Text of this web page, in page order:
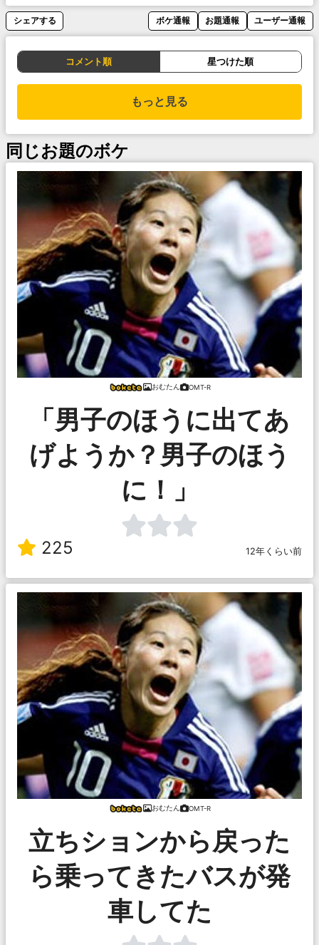
シェアする ボケ通報 お題通報 ユーザー通報
コメント順 星つけた順
もっと見る
同じお題のボケ
おむたん OMT-R
「男子のほうに出てあ
げようか？男子のほう
に！」
225 12年くらい前
おむたん OMT-R
立ちションから戻った
ら乗ってきたバスが発
車してた